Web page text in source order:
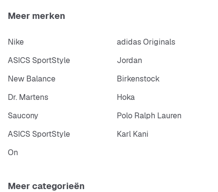
Meer merken
Nike
adidas Originals
ASICS SportStyle
Jordan
New Balance
Birkenstock
Dr. Martens
Hoka
Saucony
Polo Ralph Lauren
ASICS SportStyle
Karl Kani
On
Meer categorieën